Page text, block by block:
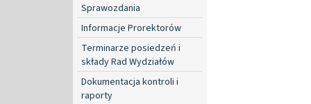
Sprawozdania
Informacje Prorektorów
Terminarze posiedzeń i
składy Rad Wydziałów
Dokumentacja kontroli i
raporty